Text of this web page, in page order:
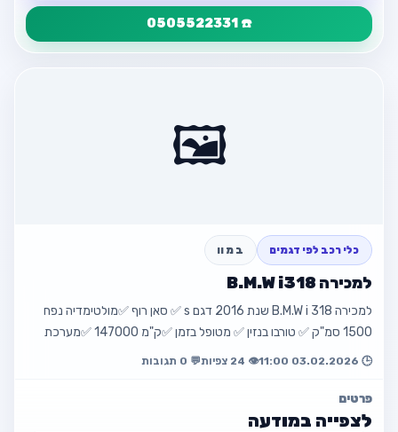
☎️ 0505522331
🖼️
כלי רכב לפי דגמים ב מ וו
למכירה B.M.W i318
למכירה B.M.W i 318 שנת 2016 דגם s ✅ סאן רוף ✅מולטימדיה נפח
1500 סמ"ק ✅ טורבו בנזין ✅ מטופל בזמן ✅ק"מ 147000 ✅מערכת
בטיחות מתקדמת ועוד ת…
🕒 03.02.2026 11:00 👁️ 24 צפיות 💬 0 תגובות
פרטים
לצפייה במודעה